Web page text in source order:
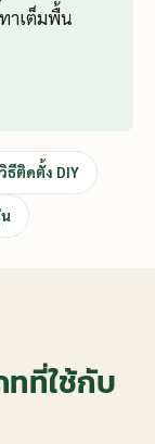
ทาเต็มพื้น
วิธีติดตั้ง DIY
ทที่ใช้กับ